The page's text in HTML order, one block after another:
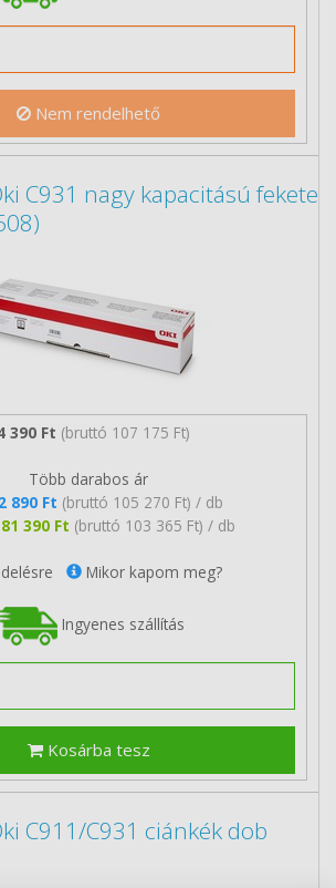
Nem rendelhető
C931 nagy kapacitású fekete
390 Ft (bruttó 107 175 Ft)
Több darabos ár
890 Ft (bruttó 105 270 Ft) / db
81 390 Ft (bruttó 103 365 Ft) / db
Mikor kapom meg?
Ingyenes szállítás
Kosárba tesz
C911/C931 ciánkék dob